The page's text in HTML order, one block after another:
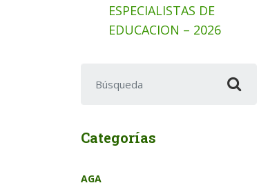
ESPECIALISTAS DE
EDUCACION – 2026
Categorías
AGA